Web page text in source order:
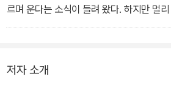
-'송강 정철' 편 중에서
르며 운다는 소식이 들려 왔다. 하지만 멀
어쩔 도리가 없었다. 다시 집으로 돌아왔을
보니, 진주에서 회갑 잔치를 한다며 기생들
저자 소개